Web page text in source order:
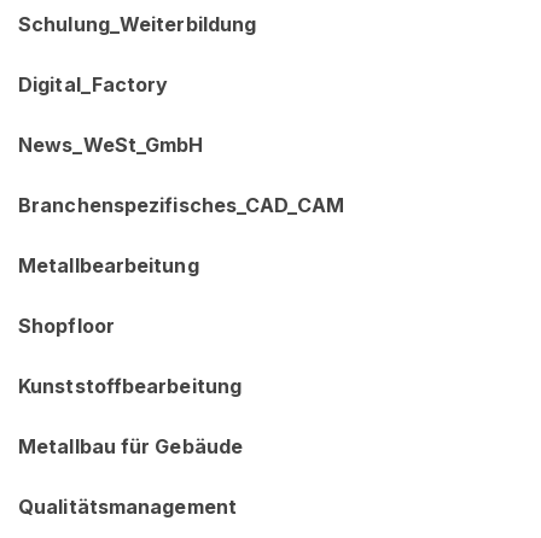
Schulung_Weiterbildung
Digital_Factory
News_WeSt_GmbH
Branchenspezifisches_CAD_CAM
Metallbearbeitung
Shopfloor
Kunststoffbearbeitung
Metallbau für Gebäude
Qualitätsmanagement